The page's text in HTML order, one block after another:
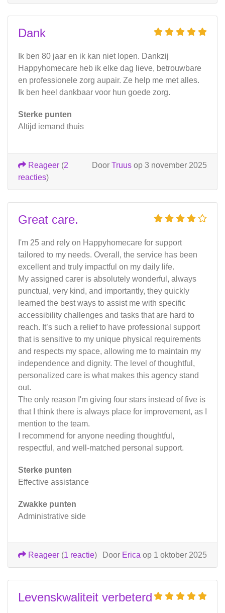
Dank
Ik ben 80 jaar en ik kan niet lopen. Dankzij
Happyhomecare heb ik elke dag lieve, betrouwbare
en professionele zorg aupair. Ze help me met alles.
Ik ben heel dankbaar voor hun goede zorg.
Sterke punten
Altijd iemand thuis
Door Truus op 3 november 2025
Reageer (2
reacties)
Great care.
I'm 25 and rely on Happyhomecare for support
tailored to my needs. Overall, the service has been
excellent and truly impactful on my daily life.
My assigned carer is absolutely wonderful, always
punctual, very kind, and importantly, they quickly
learned the best ways to assist me with specific
accessibility challenges and tasks that are hard to
reach. It’s such a relief to have professional support
that is sensitive to my unique physical requirements
and respects my space, allowing me to maintain my
independence and dignity. The level of thoughtful,
personalized care is what makes this agency stand
out.
The only reason I'm giving four stars instead of five is
that I think there is always place for improvement, as I
mention to the team.
I recommend for anyone needing thoughtful,
respectful, and well-matched personal support.
Sterke punten
Effective assistance
Zwakke punten
Administrative side
Door Erica op 1 oktober 2025
Reageer (1 reactie)
Levenskwaliteit verbeterd